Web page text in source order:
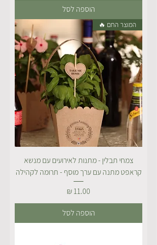
הוספה לסל
המוצר החם 🔥
צמחי תבלין - מתנות לאירועים עם מנשא
קראפט מתנה עם ערך מוסף - תרומה לקהילה
מחיר
הוספה לסל